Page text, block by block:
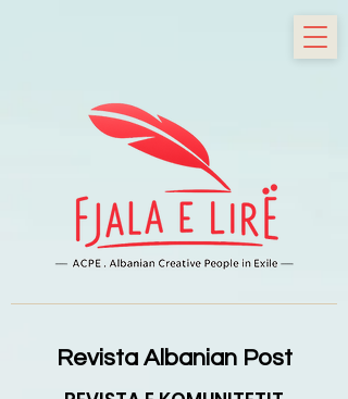
Revista Albanian Post